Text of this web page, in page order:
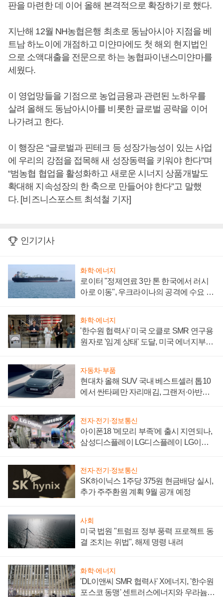
판을 마련한 데 이어 올해 본격적으로 확장하기로 했다.
지난해 12월 NH농협은행 최초로 동남아시아 지점을 베
트남 하노이에 개점하고 미얀마에도 첫 해외 현지법인
으로 소액대출을 전문으로 하는 농협파이낸스미얀마를
세웠다.
이 영업망들을 기점으로 농업금융과 관련된 노하우를
살려 올해도 동남아시아를 비롯한 글로벌 공략을 이어
나가려고 한다.
이 행장은 “글로벌과 핀테크 등 성장가능성이 있는 사업
에 우리의 강점을 접목해 새 성장동력을 키워야 한다”며
“범농협 협업을 활성화하고 새로운 시너지 상품개발도
확대해 지속성장의 한 축으로 만들어야 한다”고 말했
다. [비즈니스포스트 최석철 기자]
인기기사
화학·에너지
로이터 "정제연료 3만 톤 한국에서 러시
아로 이동", 우크라이나의 공격에 수요 늘
화학·에너지
'한수원 협력사' 미국 오클로 SMR 연구용
원자로 '임계 상태' 도달, 미국 에너지부
자동차·부품
현대차 올해 SUV 국내 베스트셀러 톱10
에서 싼타페만 자리매김, 그랜저·아반떼
전자·전기·정보통신
아이폰18 '메모리 부족'에 출시 지연되나,
삼성디스플레이 LG디스플레이 LG이노
전자·전기·정보통신
SK하이닉스 1주당 375원 현금배당 실시,
추가 주주환원 계획 9월 공개 예정
사회
미국 법원 "트럼프 정부 풍력 프로젝트 동
결 조치는 위법", 해제 명령 내려
화학·에너지
'DL이앤씨 SMR 협력사' X에너지, '한수원
포스코 동맹' 센트러스에너지와 우라늄